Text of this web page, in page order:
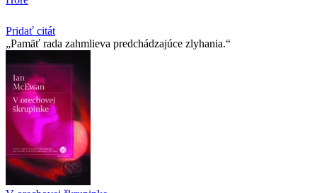
Pridať citát
Pamäť rada zahmlieva predchádzajúce zlyhania.